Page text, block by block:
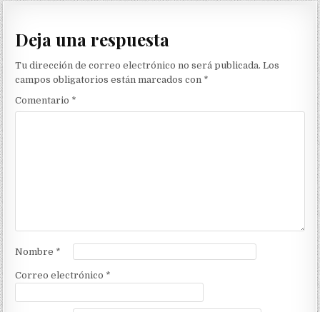
Deja una respuesta
Tu dirección de correo electrónico no será publicada. Los
campos obligatorios están marcados con *
Comentario *
Nombre *
Correo electrónico *